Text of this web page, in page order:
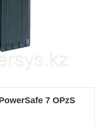
7 OPzS